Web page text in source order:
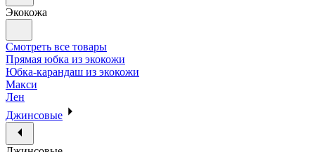
Экокожа
Смотреть все товары
Прямая юбка из экокожи
Юбка-карандаш из экокожи
Макси
Лен
Джинсовые